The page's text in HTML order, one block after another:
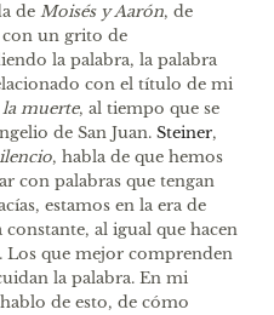
de Moisés y Aarón, de
un grito de
la palabra, la palabra
con el título de mi
la muerte, al tiempo que se
de San Juan. Steiner,
, habla de que hemos
con palabras que tengan
estamos en la era de
al igual que hacen
que mejor comprenden
la palabra. En mi
de esto, de cómo